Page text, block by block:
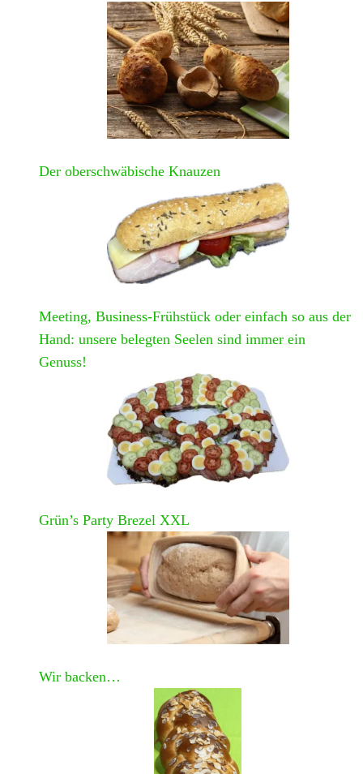
Der oberschwäbische Knauzen
Meeting, Business-Frühstück oder einfach so aus der
Hand: unsere belegten Seelen sind immer ein
Genuss!
Grün’s Party Brezel XXL
Wir backen…